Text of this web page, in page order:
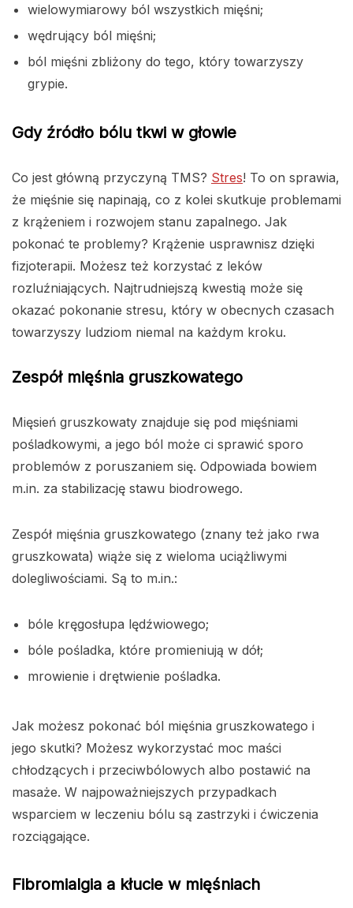
wielowymiarowy ból wszystkich mięśni;
wędrujący ból mięśni;
ból mięśni zbliżony do tego, który towarzyszy
grypie.
Gdy źródło bólu tkwi w głowie
Co jest główną przyczyną TMS? Stres! To on sprawia,
że mięśnie się napinają, co z kolei skutkuje problemami
z krążeniem i rozwojem stanu zapalnego. Jak
pokonać te problemy? Krążenie usprawnisz dzięki
fizjoterapii. Możesz też korzystać z leków
rozluźniających. Najtrudniejszą kwestią może się
okazać pokonanie stresu, który w obecnych czasach
towarzyszy ludziom niemal na każdym kroku.
Zespół mięśnia gruszkowatego
Mięsień gruszkowaty znajduje się pod mięśniami
pośladkowymi, a jego ból może ci sprawić sporo
problemów z poruszaniem się. Odpowiada bowiem
m.in. za stabilizację stawu biodrowego.
Zespół mięśnia gruszkowatego (znany też jako rwa
gruszkowata) wiąże się z wieloma uciążliwymi
dolegliwościami. Są to m.in.:
bóle kręgosłupa lędźwiowego;
bóle pośladka, które promieniują w dół;
mrowienie i drętwienie pośladka.
Jak możesz pokonać ból mięśnia gruszkowatego i
jego skutki? Możesz wykorzystać moc maści
chłodzących i przeciwbólowych albo postawić na
masaże. W najpoważniejszych przypadkach
wsparciem w leczeniu bólu są zastrzyki i ćwiczenia
rozciągające.
Fibromialgia a kłucie w mięśniach